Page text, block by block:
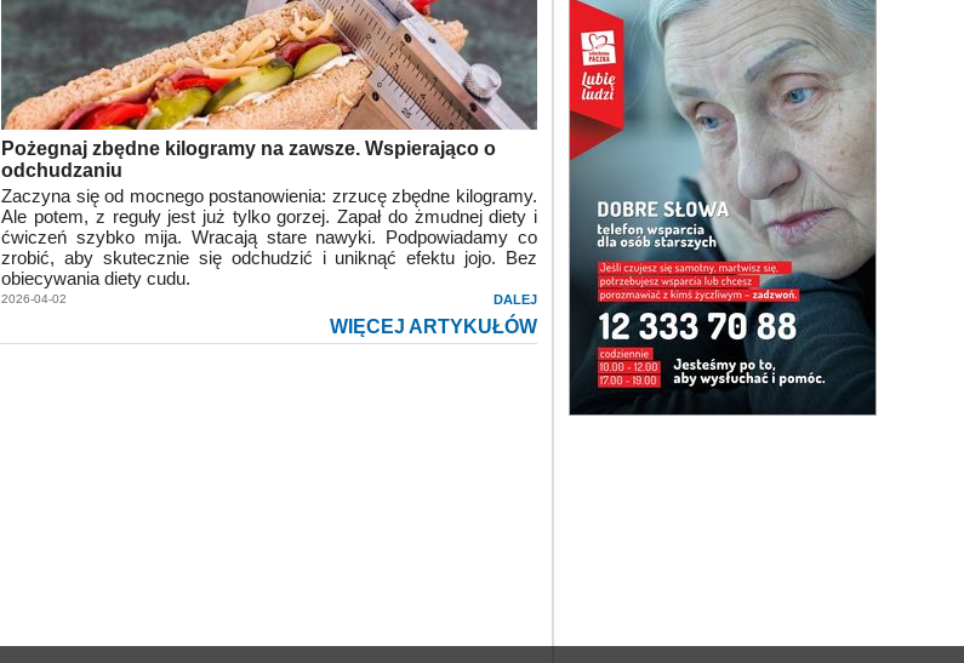
Pożegnaj zbędne kilogramy na zawsze. Wspierająco o
odchudzaniu
Zaczyna się od mocnego postanowienia: zrzucę zbędne kilogramy.
Ale potem, z reguły jest już tylko gorzej. Zapał do żmudnej diety i
ćwiczeń szybko mija. Wracają stare nawyki. Podpowiadamy co
zrobić, aby skutecznie się odchudzić i uniknąć efektu jojo. Bez
obiecywania diety cudu.
2026-04-02 DALEJ
WIĘCEJ ARTYKUŁÓW